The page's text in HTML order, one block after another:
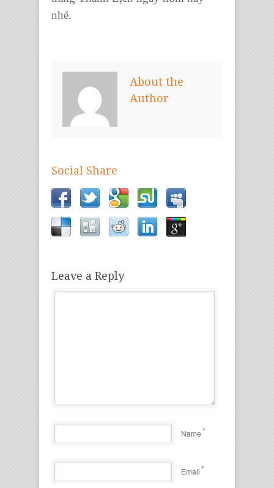
nhé.
About the
Author
Social Share
Leave a Reply
Name*
Email*